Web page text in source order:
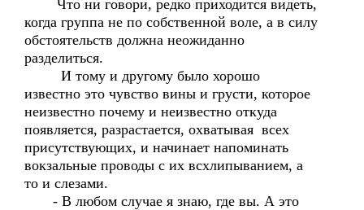
Что ни говори, редко приходится видеть,
когда группа не по собственной воле, а в силу
обстоятельств должна неожиданно
разделиться.
И тому и другому было хорошо
известно это чувство вины и грусти, которое
неизвестно почему и неизвестно откуда
появляется, разрастается, охватывая всех
присутствующих, и начинает напоминать
вокзальные проводы с их всхлипыванием, а
то и слезами.
- В любом случае я знаю, где вы. А это